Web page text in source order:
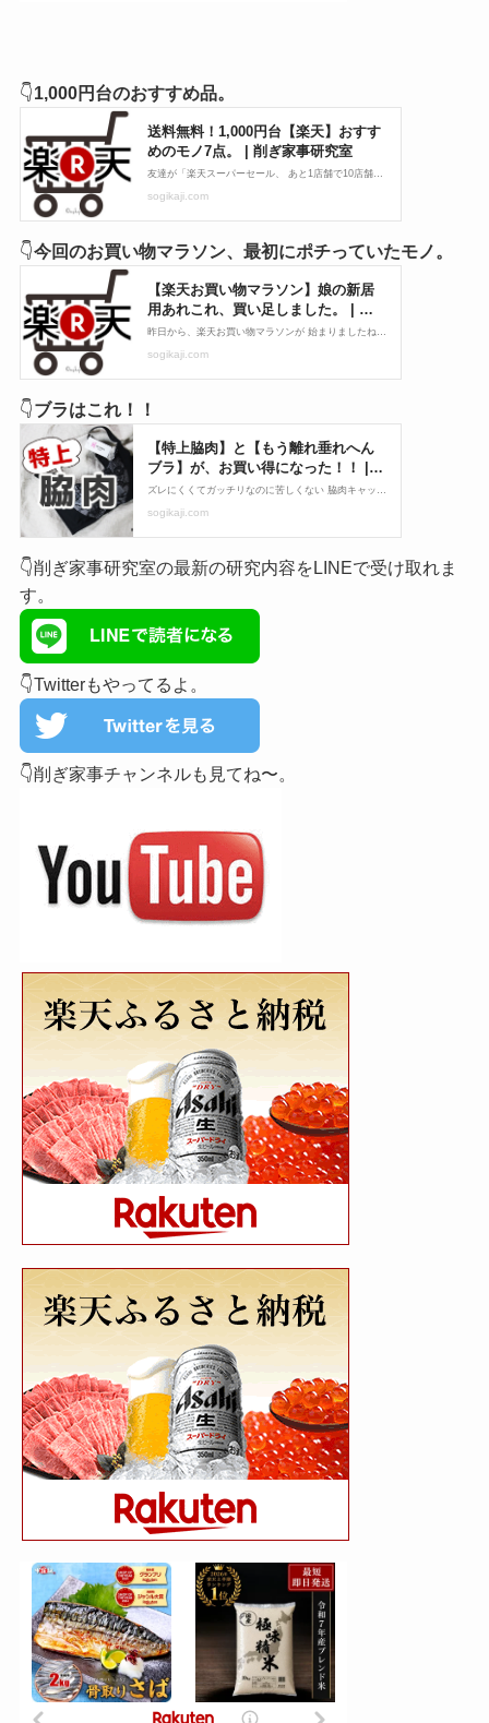
👇1,000円台のおすすめ品。
👇今回のお買い物マラソン、最初にポチっていたモノ。
👇ブラはこれ！！
👇削ぎ家事研究室の最新の研究内容をLINEで受け取れま
す。
👇Twitterもやってるよ。
👇削ぎ家事チャンネルも見てね〜。